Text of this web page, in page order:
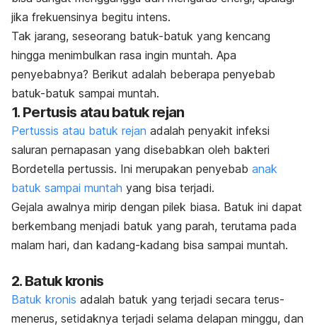
jika frekuensinya begitu intens.
Tak jarang, seseorang batuk-batuk yang kencang
hingga menimbulkan rasa ingin muntah. Apa
penyebabnya? Berikut adalah beberapa penyebab
batuk-batuk sampai muntah.
1. Pertusis atau batuk rejan
Pertussis atau batuk rejan adalah penyakit infeksi
saluran pernapasan yang disebabkan oleh bakteri
Bordetella pertussis. Ini merupakan penyebab anak
batuk sampai muntah yang bisa terjadi.
Gejala awalnya mirip dengan pilek biasa. Batuk ini dapat
berkembang menjadi batuk yang parah, terutama pada
malam hari, dan kadang-kadang bisa sampai muntah.
2. Batuk kronis
Batuk kronis adalah batuk yang terjadi secara terus-
menerus, setidaknya terjadi selama delapan minggu, dan